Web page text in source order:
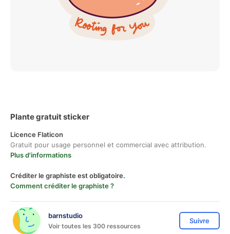
Plante gratuit sticker
Licence Flaticon
Gratuit pour usage personnel et commercial avec attribution.
Plus d'informations
Créditer le graphiste est obligatoire.
Comment créditer le graphiste ?
barnstudio
Voir toutes les 300 ressources
Suivre